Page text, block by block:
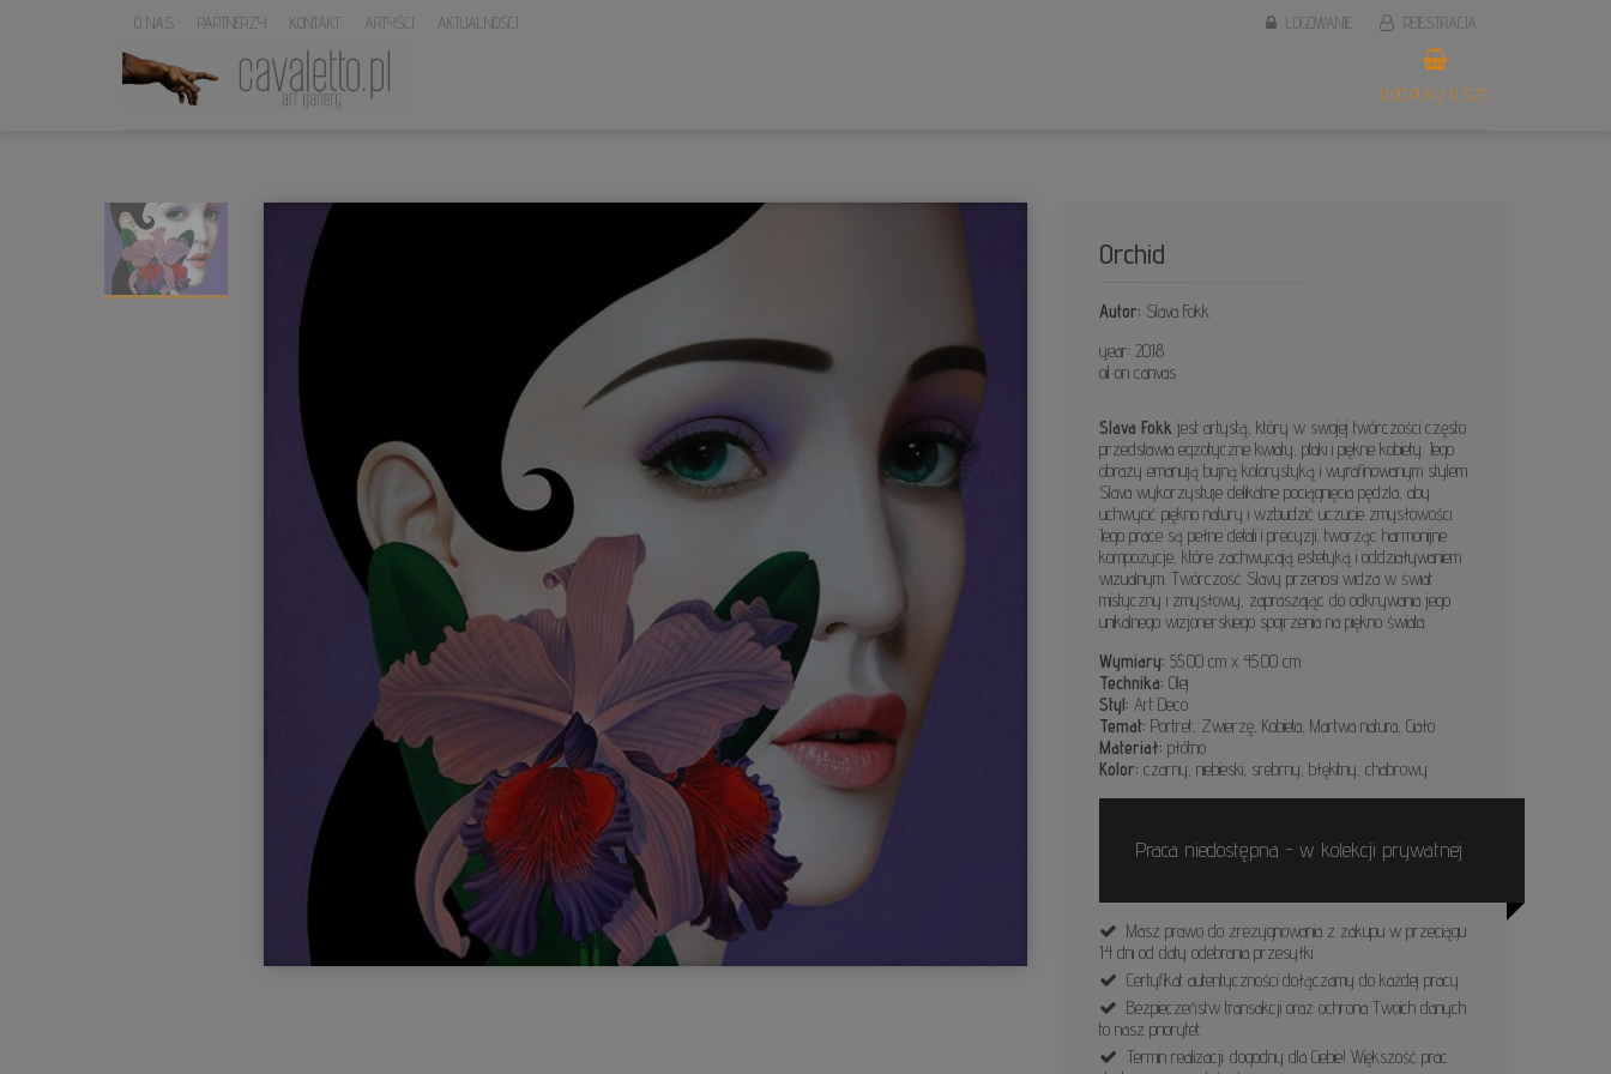
O NAS PARTNERZY KONTAKT ARTYŚCI AKTUALNOŚCI LOGOWANIE REJESTRACJA
0,00 PLN / 0 SZT.
Orchid
Autor: Slava Fokk
year: 2018
oil on canvas
Slava Fokk jest artystą, który w swojej twórczości często
przedstawia egzotyczne kwiaty, ptaki i piękne kobiety. Jego
obrazy emanują bujną kolorystyką i wyrafinowanym stylem.
Slava wykorzystuje delikatne pociągnięcia pędzla, aby
uchwycić piękno natury i wzbudzić uczucie zmysłowości.
Jego prace są pełne detali i precyzji, tworząc harmonijne
kompozycje, które zachwycają estetyką i oddziaływaniem
wizualnym. Twórczość Slavy przenosi widza w świat
mistyczny i zmysłowy, zapraszając do odkrywania jego
unikalnego wizjonerskiego spojrzenia na piękno świata.
Wymiary: 55.00 cm x 45.00 cm
Technika: Olej
Styl: Art Deco
Temat: Portret, Zwierzę, Kobieta, Martwa natura, Ciało
Materiał: płótno
Kolor: czarny, niebieski, srebrny, błękitny, chabrowy
Praca niedostępna - w kolekcji prywatnej
Masz prawo do zrezygnowania z zakupu w przeciągu
14 dni od daty odebrania przesyłki.
Certyfikat autentyczności dołączamy do każdej pracy.
Bezpieczeństw transakcji oraz ochrona Twoich danych
to nasz priorytet.
Termin realizacji: dogodny dla Ciebie! Większość prac